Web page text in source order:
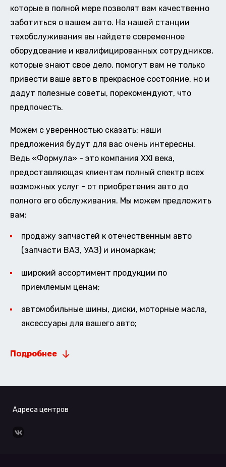
которые в полной мере позволят вам качественно
заботиться о вашем авто. На нашей станции
техобслуживания вы найдете современное
оборудование и квалифицированных сотрудников,
которые знают свое дело, помогут вам не только
привести ваше авто в прекрасное состояние, но и
дадут полезные советы, порекомендуют, что
предпочесть.
Можем с уверенностью сказать: наши
предложения будут для вас очень интересны.
Ведь «Формула» - это компания XXI века,
предоставляющая клиентам полный спектр всех
возможных услуг - от приобретения авто до
полного его обслуживания. Мы можем предложить
вам:
продажу запчастей к отечественным авто
(запчасти ВАЗ, УАЗ) и иномаркам;
широкий ассортимент продукции по
приемлемым ценам;
автомобильные шины, диски, моторные масла,
аксессуары для вашего авто;
Подробнее
Адреса центров